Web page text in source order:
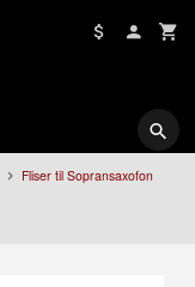
Fliser til Sopransaxofon